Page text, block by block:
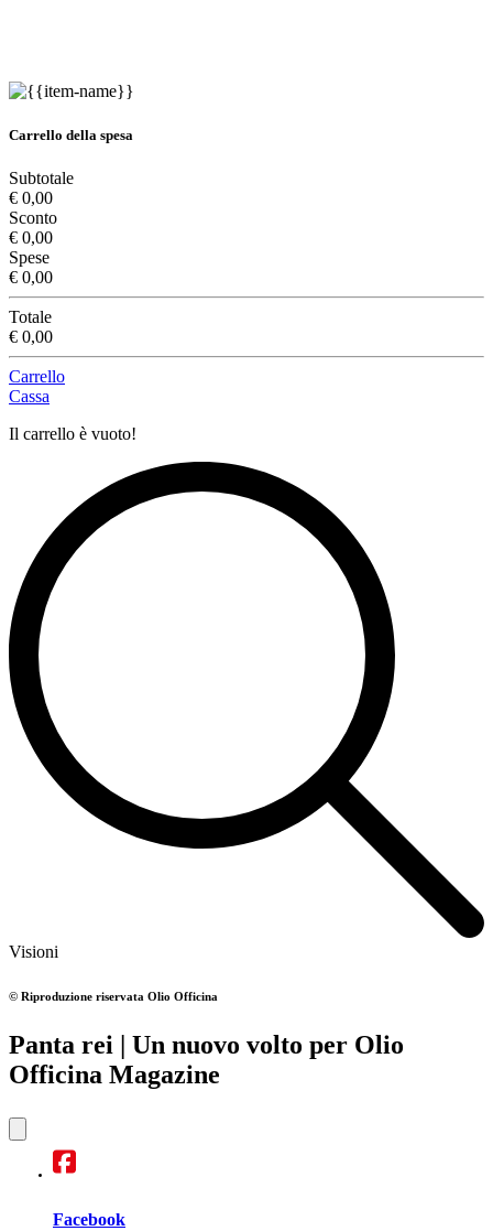
Carrello della spesa
Subtotale
€ 0,00
Sconto
€ 0,00
Spese
€ 0,00
Totale
€ 0,00
Carrello
Cassa
Il carrello è vuoto!
Visioni
© Riproduzione riservata Olio Officina
Panta rei | Un nuovo volto per Olio
Officina Magazine
Facebook